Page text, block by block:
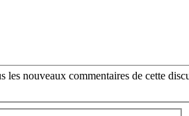
les nouveaux commentaires de cette